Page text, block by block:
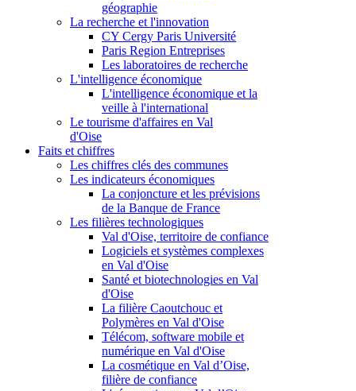
géographie
La recherche et l'innovation
CY Cergy Paris Université
Paris Region Entreprises
Les laboratoires de recherche
L'intelligence économique
L'intelligence économique et la
veille à l'international
Le tourisme d'affaires en Val
d'Oise
Faits et chiffres
Les chiffres clés des communes
Les indicateurs économiques
La conjoncture et les prévisions
de la Banque de France
Les filières technologiques
Val d'Oise, territoire de confiance
Logiciels et systèmes complexes
en Val d'Oise
Santé et biotechnologies en Val
d'Oise
La filière Caoutchouc et
Polymères en Val d'Oise
Télécom, software mobile et
numérique en Val d'Oise
La cosmétique en Val d’Oise,
filière de confiance